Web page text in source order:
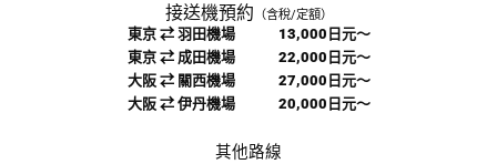
接送機預約 （含稅/定額）
東京 ⇄ 羽田機場
13,000日元〜
東京 ⇄ 成田機場
22,000日元〜
大阪 ⇄ 關西機場 27,000日元〜
大阪 ⇄ 伊丹機場 20,000日元〜
其他路線